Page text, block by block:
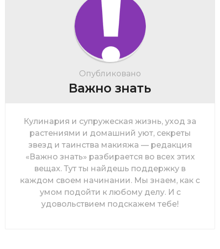
Опубликовано
Важно знать
Кулинария и супружеская жизнь, уход за
растениями и домашний уют, секреты
звезд и таинства макияжа — редакция
«Важно знать» разбирается во всех этих
вещах. Тут ты найдешь поддержку в
каждом своем начинании. Мы знаем, как с
умом подойти к любому делу. И с
удовольствием подскажем тебе!